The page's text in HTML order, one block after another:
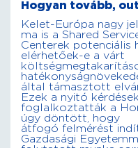
Hogyan tovább,
Kelet-Európa nagy
ma is a Shared
Centerek potenciális
elérhetőek-e a várt
által támasztott
Ezek a nyitó kérdések
foglalkoztatták a
úgy döntött, hogy
átfogó felmérést
Gazdasági